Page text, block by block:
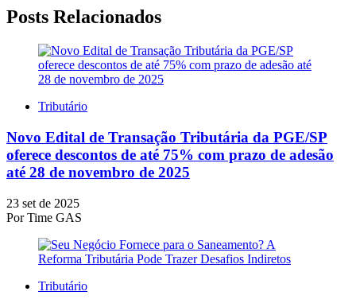
Posts Relacionados
Tributário
Novo Edital de Transação Tributária da PGE/SP
oferece descontos de até 75% com prazo de adesão
até 28 de novembro de 2025
23 set de 2025
PorTime GAS
Tributário